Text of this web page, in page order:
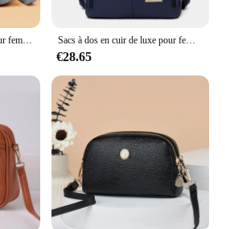
Sacs à dos en cuir de luxe pour femmes et filles, sac à dos décontracté, sac à dos vintage noir, sacs d'école, sac à dos Mochila
€28.65